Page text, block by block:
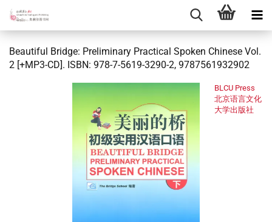
Beautiful Bridge: Preliminary Practical Spoken Chinese Vol.
2 [+MP3-CD]. ISBN: 978-7-5619-3290-2, 9787561932902
BLCU Press
北京语言文化
大学出版社